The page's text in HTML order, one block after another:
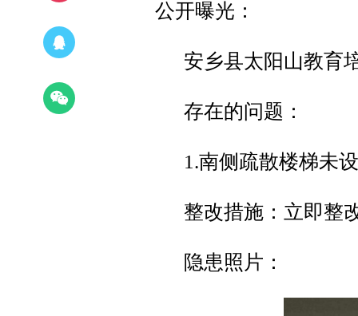
公开曝光：
安乡县太阳山教育
存在的问题：
1.南侧疏散楼梯未
整改措施：立即整
隐患照片：